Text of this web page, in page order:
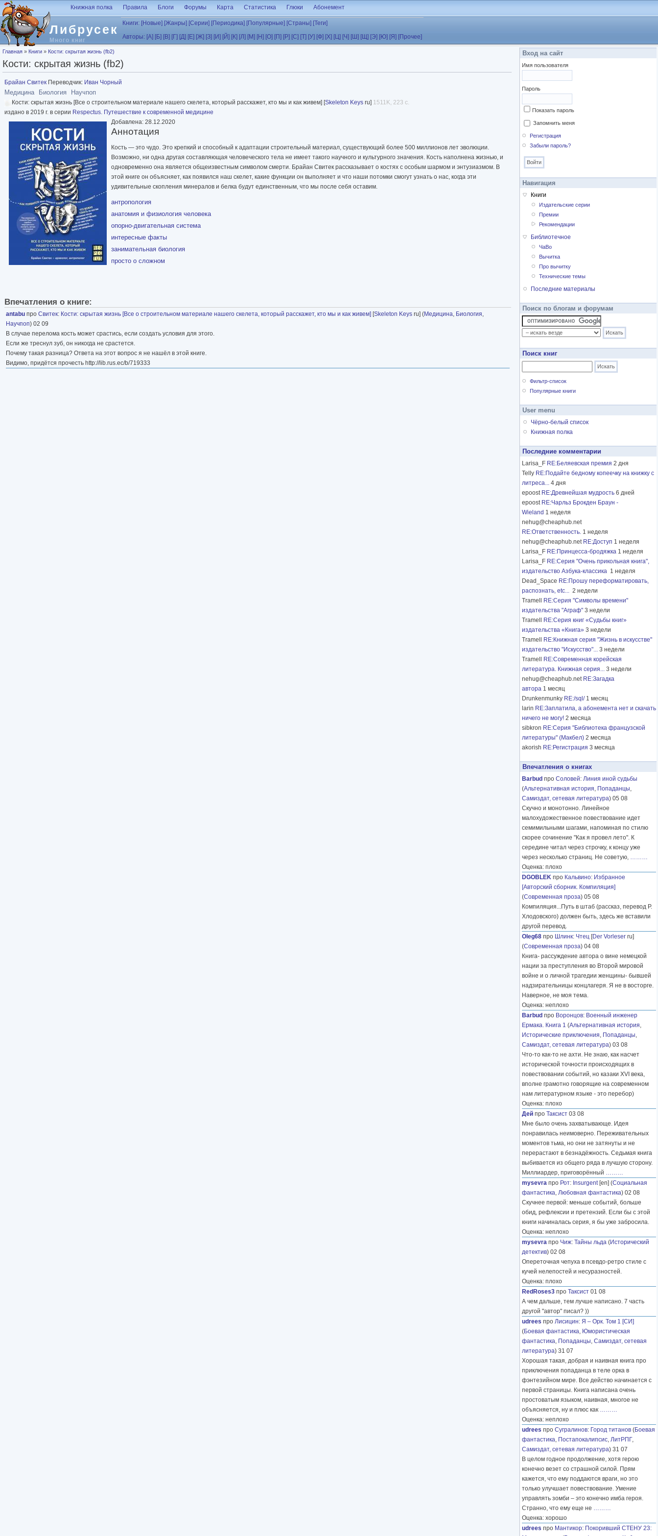
Перейти к основному содержанию
Либрусек
Много книг
Книжная полка Правила Блоги Форумы Карта Статистика Глюки Абонемент
Книги: [Новые] [Жанры] [Серии] [Периодика] [Популярные] [Страны] [Теги]
Авторы: [А] [Б] [В] [Г] [Д] [Е] [Ж] [З] [И] [Й] [К] [Л] [М] [Н] [О] [П] [Р] [С] [Т] [У] [Ф] [Х] [Ц] [Ч] [Ш] [Щ] [Э] [Ю] [Я] [Прочее]
Вы здесь
Главная » Книги » Кости: скрытая жизнь (fb2)
Кости: скрытая жизнь (fb2)
Брайан Свитек Переводчик: Иван Чорный
Медицина Биология Научпоп
Кости: скрытая жизнь [Все о строительном материале нашего скелета, который расскажет, кто мы и как живем] [Skeleton Keys ru] 1511K, 223 с.
издано в 2019 г. в серии Respectus. Путешествие к современной медицине
Добавлена: 28.12.2020
Аннотация
Кость — это чудо. Это крепкий и способный к адаптации строительный материал, существующий более 500 миллионов лет эволюции.
Возможно, ни одна другая составляющая человеческого тела не имеет такого научного и культурного значения. Кость наполнена жизнью, и
одновременно она является общеизвестным символом смерти. Брайан Свитек рассказывает о костях с особым шармом и энтузиазмом. В
этой книге он объясняет, как появился наш скелет, какие функции он выполняет и что наши потомки смогут узнать о нас, когда эти
удивительные скопления минералов и белка будут единственным, что мы после себя оставим.
антропология
анатомия и физиология человека
опорно-двигательная система
интересные факты
занимательная биология
просто о сложном
Впечатления о книге:
antabu про Свитек: Кости: скрытая жизнь [Все о строительном материале нашего скелета, который расскажет, кто мы и как живем] [Skeleton Keys ru] (Медицина, Биология,
Научпоп) 02 09
В случае перелома кость может срастись, если создать условия для этого.
Если же треснул зуб, он никогда не срастется.
Почему такая разница? Ответа на этот вопрос я не нашёл в этой книге.
Видимо, придётся прочесть http://lib.rus.ec/b/719333
Вход на сайт
Имя пользователя
Пароль
Показать пароль
Запомнить меня
Регистрация
Забыли пароль?
Навигация
Книги
Издательские серии
Премии
Рекомендации
Библиотечное
ЧаВо
Вычитка
Про вычитку
Технические темы
Последние материалы
Поиск по блогам и форумам
Поиск книг
Фильтр-список
Популярные книги
User menu
Чёрно-белый список
Книжная полка
Последние комментарии
Larisa_F RE:Беляевская премия 2 дня
Telly RE:Подайте бедному копеечку на книжку с
литреса... 4 дня
epoost RE:Древнейшая мудрость 6 дней
epoost RE:Чарльз Брокден Браун -
Wieland 1 неделя
nehug@cheaphub.net
RE:Ответственность. 1 неделя
nehug@cheaphub.net RE:Доступ 1 неделя
Larisa_F RE:Принцесса-бродяжка 1 неделя
Larisa_F RE:Серия "Очень прикольная книга",
издательство Азбука-классика 1 неделя
Dead_Space RE:Прошу переформатировать,
распознать, etc... 2 недели
Tramell
RE:Серия "Символы времени"
издательства "Аграф" 3 недели
Tramell
RE:Серия книг «Судьбы книг»
издательства «Книга» 3 недели
Tramell
RE:Книжная серия "Жизнь в искусстве"
издательство "Искусство"... 3 недели
Tramell
RE:Современная корейская
литература. Книжная серия... 3 недели
nehug@cheaphub.net RE:Загадка
автора 1 месяц
Drunkenmunky RE:/sql/ 1 месяц
larin RE:Заплатила, а абонемента нет и скачать
ничего не могу! 2 месяца
sibkron RE:Серия "Библиотека французской
литературы" (Макбел) 2 месяца
akorish RE:Регистрация 3 месяца
Впечатления о книгах
Barbud про Соловей: Линия иной судьбы
(Альтернативная история, Попаданцы,
Самиздат, сетевая литература) 05 08
Скучно и монотонно. Линейное
малохудожественное повествование идет
семимильными шагами, напоминая по стилю
скорее сочинение "Как я провел лето". К
середине читал через строчку, к концу уже
через несколько страниц. Не советую, ………
Оценка: плохо
DGOBLEK про Кальвино: Избранное
[Авторский сборник. Компиляция]
(Современная проза) 05 08
Компиляция...Путь в штаб (рассказ, перевод Р.
Хлодовского) должен быть, здесь же вставили
другой перевод.
Oleg68 про Шлинк: Чтец [Der Vorleser ru]
(Современная проза) 04 08
Книга- рассуждение автора о вине немецкой
нации за преступления во Второй мировой
войне и о личной трагедии женщины- бывшей
надзирательницы концлагеря. Я не в восторге.
Наверное, не моя тема.
Оценка: неплохо
Barbud про Воронцов: Военный инженер
Ермака. Книга 1 (Альтернативная история,
Исторические приключения, Попаданцы,
Самиздат, сетевая литература) 03 08
Что-то как-то не ахти. Не знаю, как насчет
исторической точности происходящих в
повествовании событий, но казаки XVI века,
вполне грамотно говорящие на современном
нам литературном языке - это перебор)
Оценка: плохо
Дей про Таксист 03 08
Мне было очень захватывающе. Идея
понравилась неимоверно. Переживательных
моментов тьма, но они не затянуты и не
перерастают в безнадёжность. Седьмая книга
выбивается из общего ряда в лучшую сторону.
Миллиардер, приговорённый ………
mysevra про Рот: Insurgent[en] (Социальная
фантастика, Любовная фантастика) 02 08
Скучнее первой: меньше событий, больше
обид, рефлексии и претензий. Если бы с этой
книги начиналась серия, я бы уже забросила.
Оценка: неплохо
mysevra про Чиж: Тайны льда (Исторический
детектив) 02 08
Опереточная чепуха в псевдо-ретро стиле с
кучей нелепостей и несуразностей.
Оценка: плохо
RedRoses3 про Таксист 01 08
А чем дальше, тем лучше написано. 7 часть
другой "автор" писал? ))
udrees про Лисицин: Я – Орк. Том 1 [СИ]
(Боевая фантастика, Юмористическая
фантастика, Попаданцы, Самиздат, сетевая
литература) 31 07
Хорошая такая, добрая и наивная книга про
приключения попаданца в теле орка в
фэнтезийном мире. Все действо начинается с
первой страницы. Книга написана очень
простоватым языком, наивная, многое не
объясняется, ну и плюс как ………
Оценка: неплохо
udrees про Сугралинов: Город титанов (Боевая
фантастика, Постапокалипсис, ЛитРПГ,
Самиздат, сетевая литература) 31 07
В целом годное продолжение, хотя герою
конечно везет со страшной силой. Прям
кажется, что ему поддаются враги, но это
только улучшает повествование. Умение
управлять зомби – это конечно имба героя.
Странно, что ему еще не ………
Оценка: хорошо
udrees про Мантикор: Покоривший СТЕНУ 23: